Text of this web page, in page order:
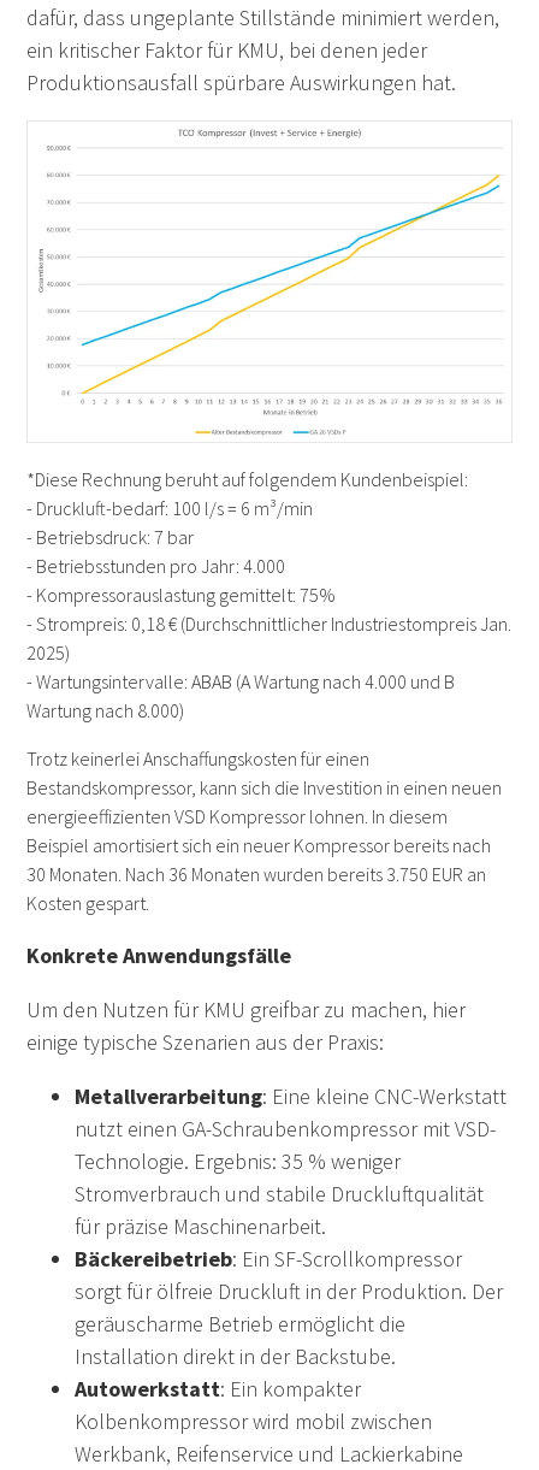
dafür, dass ungeplante Stillstände minimiert werden,
ein kritischer Faktor für KMU, bei denen jeder
Produktionsausfall spürbare Auswirkungen hat.
*Diese Rechnung beruht auf folgendem Kundenbeispiel:
- Druckluft-bedarf: 100 l/s = 6 m³/min
- Betriebsdruck: 7 bar
- Betriebsstunden pro Jahr: 4.000
- Kompressorauslastung gemittelt: 75%
- Strompreis: 0,18 € (Durchschnittlicher Industriestompreis Jan.
2025)
- Wartungsintervalle: ABAB (A Wartung nach 4.000 und B
Wartung nach 8.000)
Trotz keinerlei Anschaffungskosten für einen
Bestandskompressor, kann sich die Investition in einen neuen
energieeffizienten VSD Kompressor lohnen. In diesem
Beispiel amortisiert sich ein neuer Kompressor bereits nach
30 Monaten. Nach 36 Monaten wurden bereits 3.750 EUR an
Kosten gespart.
Konkrete Anwendungsfälle
Um den Nutzen für KMU greifbar zu machen, hier
einige typische Szenarien aus der Praxis:
Metallverarbeitung: Eine kleine CNC-Werkstatt
nutzt einen GA-Schraubenkompressor mit VSD-
Technologie. Ergebnis: 35 % weniger
Stromverbrauch und stabile Druckluftqualität
für präzise Maschinenarbeit.
Bäckereibetrieb: Ein SF-Scrollkompressor
sorgt für ölfreie Druckluft in der Produktion. Der
geräuscharme Betrieb ermöglicht die
Installation direkt in der Backstube.
Autowerkstatt: Ein kompakter
Kolbenkompressor wird mobil zwischen
Werkbank, Reifenservice und Lackierkabine